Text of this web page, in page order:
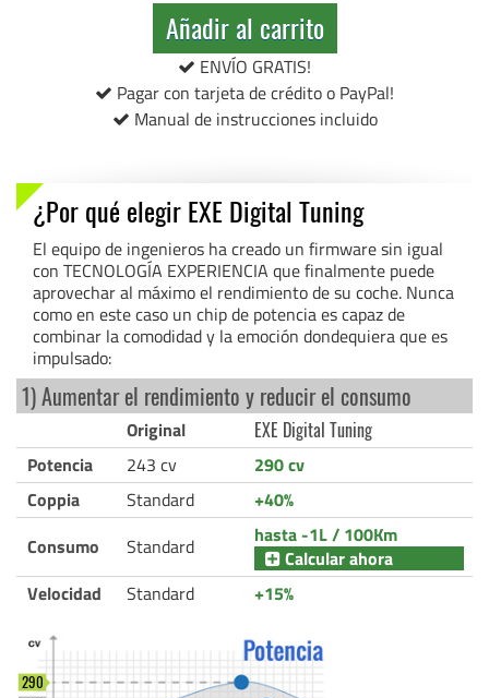
Añadir al carrito
ENVÍO GRATIS!
Pagar con tarjeta de crédito o PayPal!
Manual de instrucciones incluido
¿Por qué elegir EXE Digital Tuning
El equipo de ingenieros ha creado un firmware sin igual
con TECNOLOGÍA EXPERIENCIA que finalmente puede
aprovechar al máximo el rendimiento de su coche. Nunca
como en este caso un chip de potencia es capaz de
combinar la comodidad y la emoción dondequiera que es
impulsado:
1) Aumentar el rendimiento y reducir el consumo
Original
EXE Digital Tuning
Potencia
243 cv
290 cv
Coppia
Standard
+40%
Consumo
Standard
hasta -1L / 100Km
Calcular ahora
Velocidad
Standard +15%
290